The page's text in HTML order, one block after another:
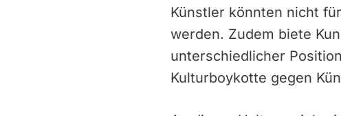
Künstler könnten nicht
werden. Zudem biete
unterschiedlicher
Kulturboykotte gegen